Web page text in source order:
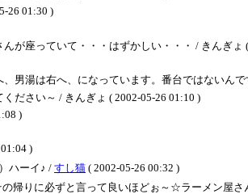
26 01:30 )
が座っていて・・・はずかしい・・・ / きんぎょ
男湯は右へ、になっています。番台ではないんで
ださい～ / きんぎょ ( 2002-05-26 01:10 )
)
)
ハーイ♪ /すし猫 ( 2002-05-26 00:32 )
帰りに必ずと言って良いほどぉ～☆ラーメン屋